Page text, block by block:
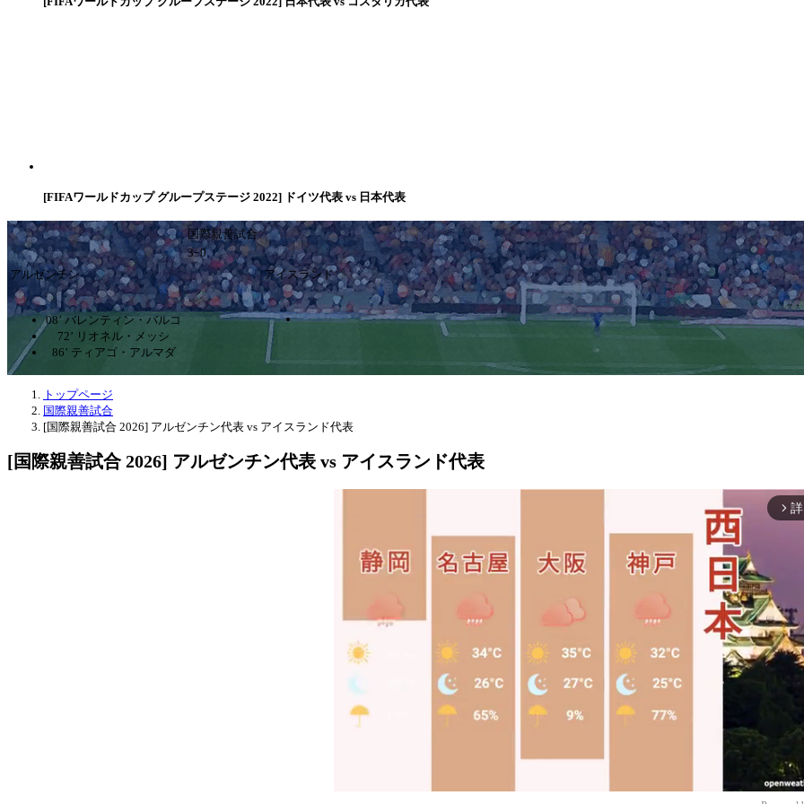
[FIFAワールドカップ グループステージ 2022] ドイツ代表 vs 日本代表
国際親善試合
3ｰ0
アルゼンチン
アイスランド
08’ バレンティン・バルコ
72’ リオネル・メッシ
86’ ティアゴ・アルマダ
トップページ
国際親善試合
[国際親善試合 2026] アルゼンチン代表 vs アイスランド代表
[国際親善試合 2026] アルゼンチン代表 vs アイスランド代表
arrow_forward_ios